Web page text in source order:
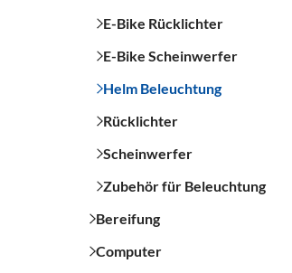
E-Bike Rücklichter
E-Bike Scheinwerfer
Helm Beleuchtung
Rücklichter
Scheinwerfer
Zubehör für Beleuchtung
Bereifung
Computer